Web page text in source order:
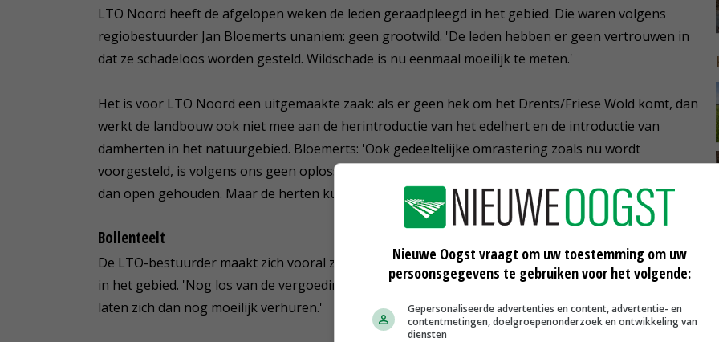
LTO Noord heeft de afgelopen weken de leden geraadpleegd in het gebied. Die waren volgens
regiobestuurder Jan Bloemerts unaniem: geen grootwild. 'De leden hebben er geen vertrouwen in
dat ze schadeloos worden gesteld. Wildschade is nu eenmaal moeilijk te meten.'
Het is voor LTO Noord een uitgemaakte zaak: als er geen hek om het Drents/Friese Wold komt, dan
werkt de landbouw ook niet mee aan de herintroductie van het edelhert en de introductie van
damherten in het natuurgebied. Bloemerts: 'Ook gedeeltelijke omrastering zoals nu wordt
voorgesteld, is volgens ons geen oplossing. De zogeheten natuurlijke verbindingszones worden
dan open gehouden. Maar de herten kunnen dan nog steeds op landbouwpercelen komen.'
Bollenteelt
De LTO-bestuurder maakt zich vooral zorgen om de toekomst van de kapitaalintensieve bollenteelt
in het gebied. 'Nog los van de vergoeding van wildschade; de gronden die daar geschikt voor zijn,
laten zich dan nog moeilijk verhuren.'
Nieuwe Oogst vraagt om uw toestemming om uw
persoonsgegevens te gebruiken voor het volgende:
Gepersonaliseerde advertenties en content, advertentie- en
contentmetingen, doelgroepenonderzoek en ontwikkeling van
diensten